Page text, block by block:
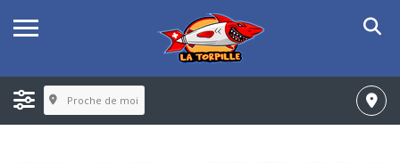
Proche de moi